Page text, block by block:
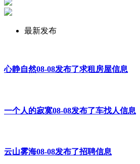
最新发布
心静自然08-08发布了求租房屋信息
一个人的寂寞08-08发布了车找人信息
云山雾海08-08发布了招聘信息